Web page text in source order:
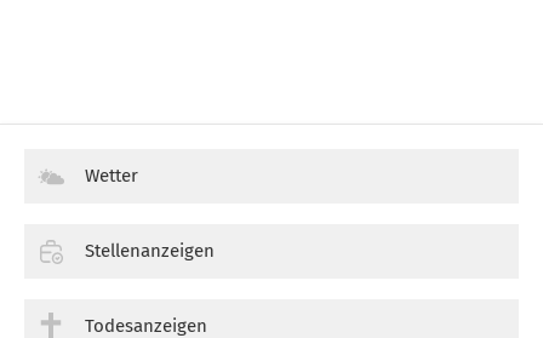
Wetter
Stellenanzeigen
Todesanzeigen